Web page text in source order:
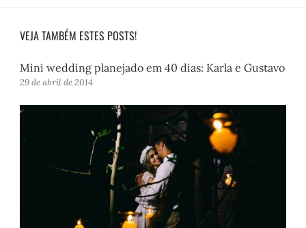
VEJA TAMBÉM ESTES POSTS!
Mini wedding planejado em 40 dias: Karla e Gustavo
29 de abril de 2014